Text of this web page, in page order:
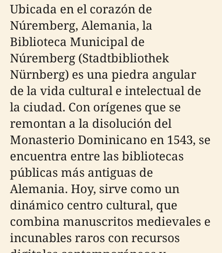
Ubicada en el corazón de
Núremberg, Alemania, la
Biblioteca Municipal de
Núremberg (Stadtbibliothek
Nürnberg) es una piedra angular
de la vida cultural e intelectual de
la ciudad. Con orígenes que se
remontan a la disolución del
Monasterio Dominicano en 1543, se
encuentra entre las bibliotecas
públicas más antiguas de
Alemania. Hoy, sirve como un
dinámico centro cultural, que
combina manuscritos medievales e
incunables raros con recursos